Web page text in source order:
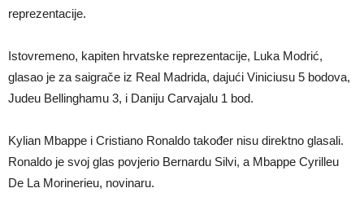
reprezentacije.
Istovremeno, kapiten hrvatske reprezentacije, Luka Modrić,
glasao je za saigrače iz Real Madrida, dajući Viniciusu 5 bodova,
Judeu Bellinghamu 3, i Daniju Carvajalu 1 bod.
Kylian Mbappe i Cristiano Ronaldo također nisu direktno glasali.
Ronaldo je svoj glas povjerio Bernardu Silvi, a Mbappe Cyrilleu
De La Morinerieu, novinaru.